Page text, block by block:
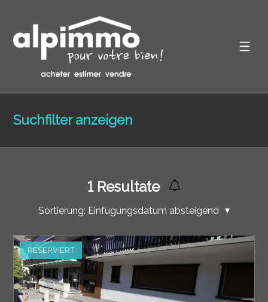
Suchfilter anzeigen
1Resultate
Sortierung: Einfügungsdatum absteigend
RESERVIERT